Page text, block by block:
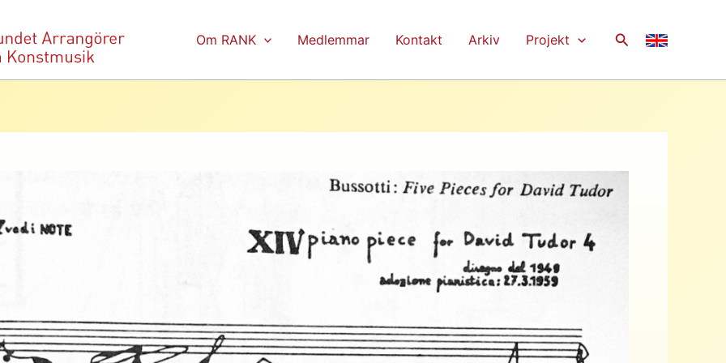
Om RANK Medlemmar Kontakt Arkiv Projekt Sök